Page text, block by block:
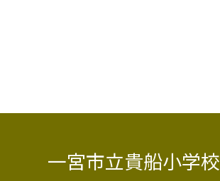
一宮市立貴船小学校